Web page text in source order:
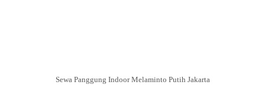
Sewa Panggung Indoor Melaminto Putih Jakarta